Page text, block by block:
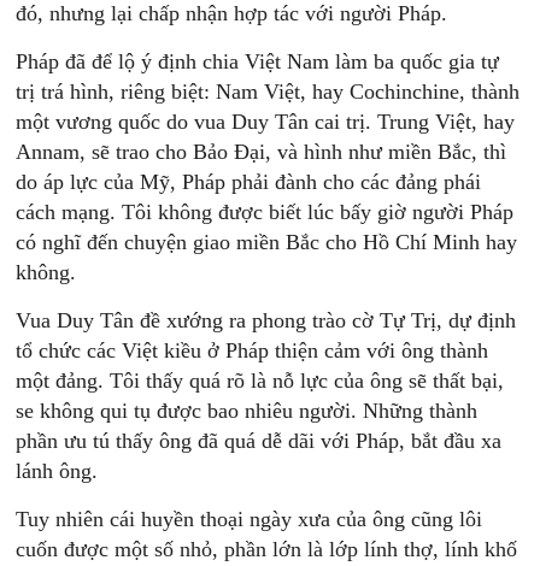
đó, nhưng lại chấp nhận hợp tác với người Pháp.
Pháp đã để lộ ý định chia Việt Nam làm ba quốc gia tự
trị trá hình, riêng biệt: Nam Việt, hay Cochinchine, thành
một vương quốc do vua Duy Tân cai trị. Trung Việt, hay
Annam, sẽ trao cho Bảo Đại, và hình như miền Bắc, thì
do áp lực của Mỹ, Pháp phải đành cho các đảng phái
cách mạng. Tôi không được biết lúc bấy giờ người Pháp
có nghĩ đến chuyện giao miền Bắc cho Hồ Chí Minh hay
không.
Vua Duy Tân đề xướng ra phong trào cờ Tự Trị, dự định
tổ chức các Việt kiều ở Pháp thiện cảm với ông thành
một đảng. Tôi thấy quá rõ là nỗ lực của ông sẽ thất bại,
se không qui tụ được bao nhiêu người. Những thành
phần ưu tú thấy ông đã quá dễ dãi với Pháp, bắt đầu xa
lánh ông.
Tuy nhiên cái huyền thoại ngày xưa của ông cũng lôi
cuốn được một số nhỏ, phần lớn là lớp lính thợ, lính khố